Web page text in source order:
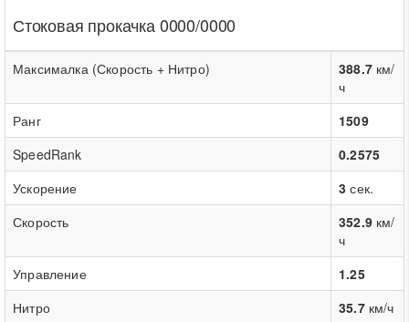
Стоковая прокачка 0000/0000
Максималка (Скорость + Нитро) 388.7км/
ч
Ранг
1509
SpeedRank
0.2575
Ускорение
3 сек.
Скорость
352.9км/
ч
Управление
1.25
Нитро
35.7км/ч